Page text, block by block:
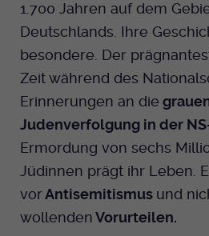
1.700 Jahren auf dem
Deutschlands. Ihre
besondere. Der
Zeit während des
Erinnerungen an die
Judenverfolgung in der
Ermordung von sechs
Jüdinnen prägt ihr Leben.
vorAntisemitismus und
wollendenVorurteilen.
Zweck
Dieser Cookie
festzustellen ob
bearbeiten darf.
Name fe_typo_user
Anbieter EKHN
Laufzeit Ende der Sitzung
Dieser Cookie
Name _pk_id.424
Laufzeit 13 Monate
Zweck Einzigartige
Name _pk_ses.424
Cookie-
Marketing
Reichweiten Analyse
Name _fbp
Anbieter Facebook Ireland
Laufzeit 3 Monate
Cookie-
Youtube
Facebook